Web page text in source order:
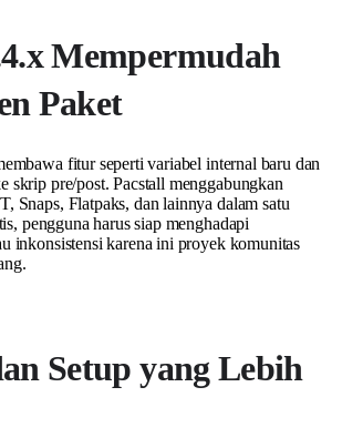
Mempermudah
Paket
fitur seperti variabel internal baru dan
skrip pre/post. Pacstall menggabungkan
Snaps, Flatpaks, dan lainnya dalam satu
pengguna harus siap menghadapi
inkonsistensi karena ini proyek komunitas
Setup yang Lebih